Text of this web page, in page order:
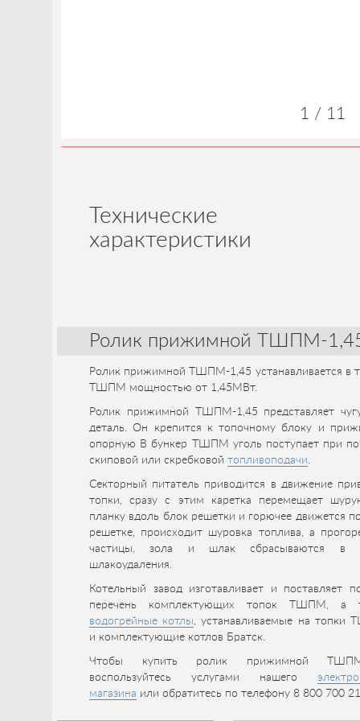
1 / 11
Технические
характеристики
Ролик прижимной ТШПМ-
Ролик прижимной ТШПМ-1,45 устанавливается в
ТШПМ мощностью от 1,45МВт.
Ролик прижимной ТШПМ-1,45 представляет
деталь. Он крепится к топочному блоку и
опорную В бункер ТШПМ уголь поступает при
скиповой или скребковойтопливоподачи.
Секторный питатель приводится в движение
топки, сразу с этим каретка перемещает
планку вдоль блок решетки и горючее движется
решетке, происходит шуровка топлива, а
частицы, зола и шлак сбрасываются в
шлакоудаления.
Котельный завод изготавливает и поставляет
перечень комплектующих топок ТШПМ, а
водогрейные котлы, устанавливаемые на топки
и комплектующие котлов Братск.
Чтобы купить ролик прижимной
воспользуйтесь услугами нашего
магазина или обратитесь по телефону 8 800 700